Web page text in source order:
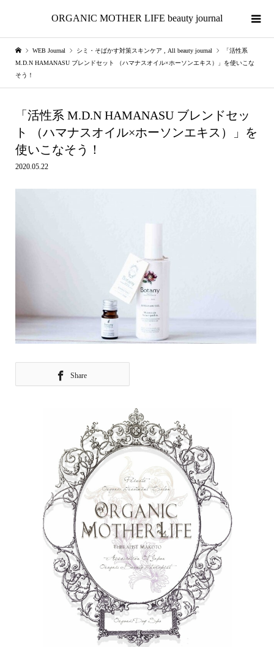
ORGANIC MOTHER LIFE beauty journal
WEB Journal シミ・そばかす対策スキンケア All beauty journal
「活性系
M.D.N HAMANASU ブレンドセット （ハマナスオイル×ホーソンエキス）」を使いこな
そう！
「活性系 M.D.N HAMANASU ブレンドセッ
ト （ハマナスオイル×ホーソンエキス）」を
使いこなそう！
2020.05.22
Share